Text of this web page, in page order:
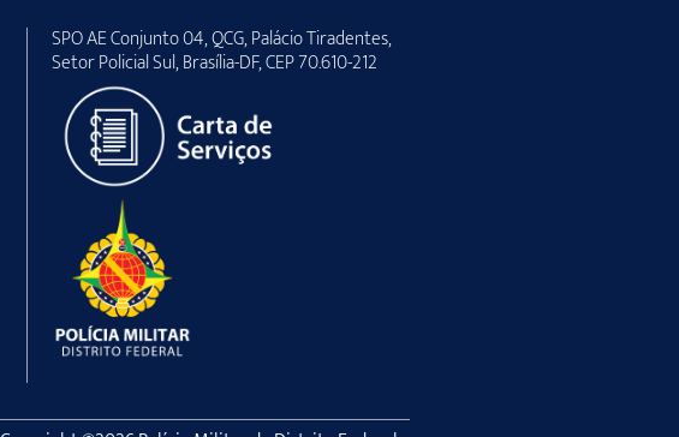
SPO AE Conjunto 04, QCG, Palácio Tiradentes,
Setor Policial Sul, Brasília-DF, CEP 70.610-212